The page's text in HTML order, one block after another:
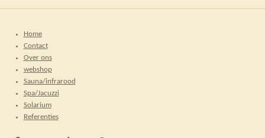
Home
Contact
Over ons
webshop
Sauna/infrarood
Spa/Jacuzzi
Solarium
Referenties